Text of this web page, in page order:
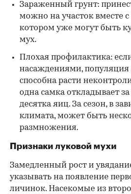
Зараженный грунт:
можно на участок вместе с
котором уже могут быть
мух.
Плохая профилактика:
насаждениями, популяция
способна расти
одна самка откладывает
десятка яиц. За сезон, в
климата, может быть
размножения.
Признаки луковой мухи
Замедленный рост и
указывать на появление
личинок. Насекомые из